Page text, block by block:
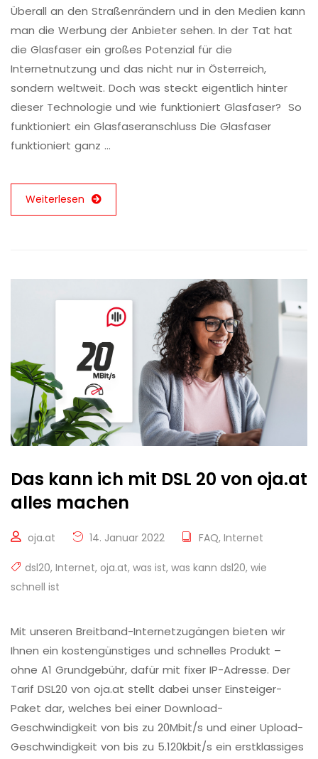
Überall an den Straßenrändern und in den Medien kann
man die Werbung der Anbieter sehen. In der Tat hat
die Glasfaser ein großes Potenzial für die
Internetnutzung und das nicht nur in Österreich,
sondern weltweit. Doch was steckt eigentlich hinter
dieser Technologie und wie funktioniert Glasfaser? So
funktioniert ein Glasfaseranschluss Die Glasfaser
funktioniert ganz …
Weiterlesen
Das kann ich mit DSL 20 von oja.at
alles machen
oja.at 14. Januar 2022 FAQ, Internet
dsl20, Internet, oja.at, was ist, was kann dsl20, wie
schnell ist
Mit unseren Breitband-Internetzugängen bieten wir
Ihnen ein kostengünstiges und schnelles Produkt –
ohne A1 Grundgebühr, dafür mit fixer IP-Adresse. Der
Tarif DSL20 von oja.at stellt dabei unser Einsteiger-
Paket dar, welches bei einer Download-
Geschwindigkeit von bis zu 20Mbit/s und einer Upload-
Geschwindigkeit von bis zu 5.120kbit/s ein erstklassiges